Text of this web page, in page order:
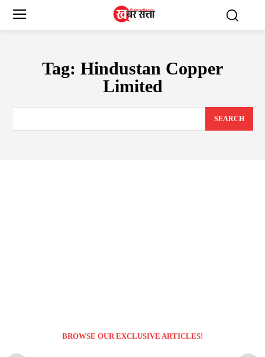
Tag: Hindustan Copper
Limited
SEARCH
BROWSE OUR EXCLUSIVE ARTICLES!